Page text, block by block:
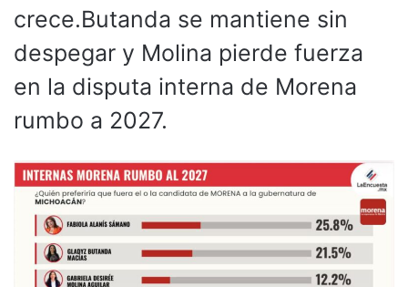
crece.Butanda se mantiene sin
despegar y Molina pierde fuerza
en la disputa interna de Morena
rumbo a 2027.